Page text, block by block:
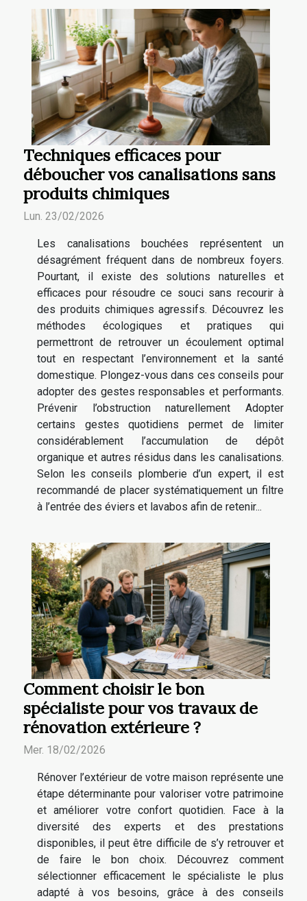
Techniques efficaces pour
déboucher vos canalisations sans
produits chimiques
Lun. 23/02/2026
Les canalisations bouchées représentent un
désagrément fréquent dans de nombreux foyers.
Pourtant, il existe des solutions naturelles et
efficaces pour résoudre ce souci sans recourir à
des produits chimiques agressifs. Découvrez les
méthodes écologiques et pratiques qui
permettront de retrouver un écoulement optimal
tout en respectant l’environnement et la santé
domestique. Plongez-vous dans ces conseils pour
adopter des gestes responsables et performants.
Prévenir l’obstruction naturellement Adopter
certains gestes quotidiens permet de limiter
considérablement l’accumulation de dépôt
organique et autres résidus dans les canalisations.
Selon les conseils plomberie d’un expert, il est
recommandé de placer systématiquement un filtre
à l’entrée des éviers et lavabos afin de retenir...
Comment choisir le bon
spécialiste pour vos travaux de
rénovation extérieure ?
Mer. 18/02/2026
Rénover l’extérieur de votre maison représente une
étape déterminante pour valoriser votre patrimoine
et améliorer votre confort quotidien. Face à la
diversité des experts et des prestations
disponibles, il peut être difficile de s’y retrouver et
de faire le bon choix. Découvrez comment
sélectionner efficacement le spécialiste le plus
adapté à vos besoins, grâce à des conseils